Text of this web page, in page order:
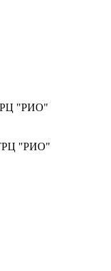
"РИО"
ТРЦ "РИО"